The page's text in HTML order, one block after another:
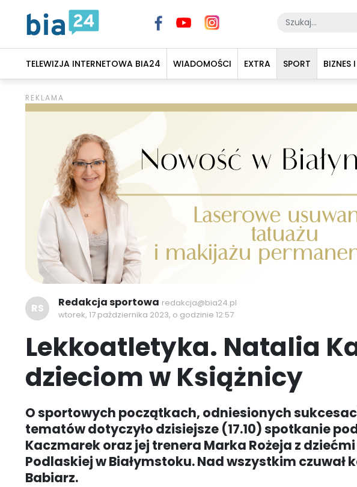
TELEWIZJA INTERNETOWA BIA24 WIADOMOŚCI EXTRA SPORT BIZNES
RS Redakcja sportowa redakcja@bia24.pl
wtorek, 17 października 2023, o godzinie 12:57
Lekkoatletyka. Natalia
dzieciom w Książnicy
O sportowych początkach, odniesionych
tematów dotyczyło dzisiejsze (17.10) spotkanie
Kaczmarek oraz jej trenera Marka Rożeja z
Podlaskiej w Białymstoku. Nad wszystkim
Babiarz.